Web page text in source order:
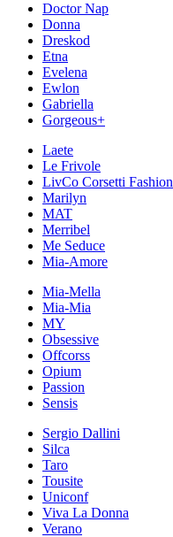
Doctor Nap
Donna
Dreskod
Etna
Evelena
Ewlon
Gabriella
Gorgeous+
Laete
Le Frivole
LivCo Corsetti Fashion
Marilyn
MAT
Merribel
Me Seduce
Mia-Amore
Mia-Mella
Mia-Mia
MY
Obsessive
Offcorss
Opium
Passion
Sensis
Sergio Dallini
Silca
Taro
Tousite
Uniconf
Viva La Donna
Verano